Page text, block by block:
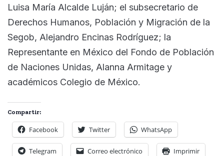
Luisa María Alcalde Luján; el subsecretario de
Derechos Humanos, Población y Migración de la
Segob, Alejandro Encinas Rodríguez; la
Representante en México del Fondo de Población
de Naciones Unidas, Alanna Armitage y
académicos Colegio de México.
Compartir:
Facebook Twitter WhatsApp
Telegram Correo electrónico Imprimir